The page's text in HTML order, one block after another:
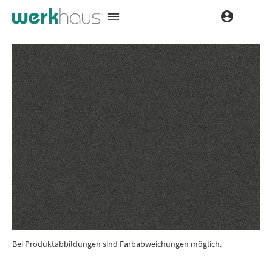
Bei Produktabbildungen sind Farbabweichungen möglich.